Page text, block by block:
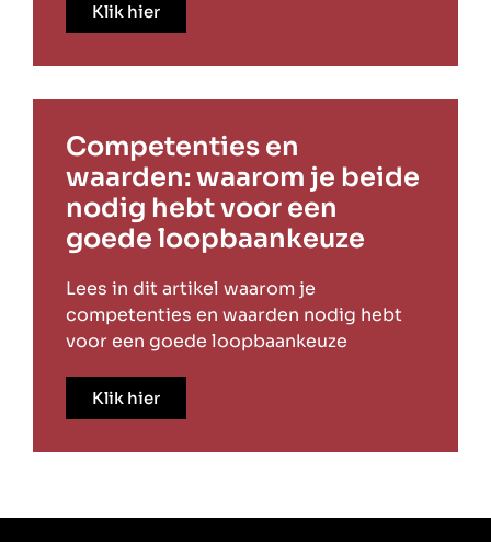
Klik hier
Competenties en
waarden: waarom je beide
nodig hebt voor een
goede loopbaankeuze
Lees in dit artikel waarom je
competenties en waarden nodig hebt
voor een goede loopbaankeuze
Klik hier